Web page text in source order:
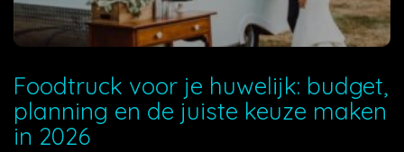
Foodtruck voor je huwelijk: budget,
planning en de juiste keuze maken
in 2026